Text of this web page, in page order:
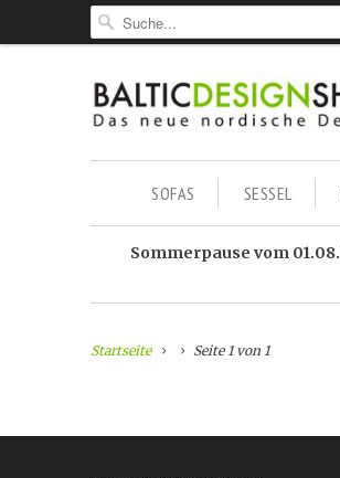
SOFAS SESSEL
Sommerpause vom
Startseite Seite 1 von 1